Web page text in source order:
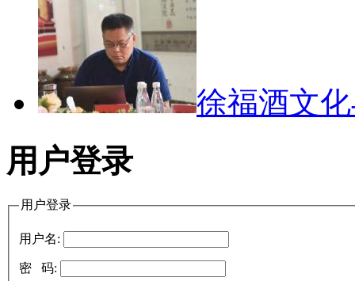
徐福酒文
用户登录
用户登录
用户名:
密 码: